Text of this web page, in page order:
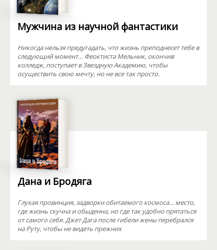
Мужчина из научной фантастики
Никогда нельзя предугадать, что жизнь преподнесет тебе в
следующий момент… Феоктиста Мельник, окончив
колледж, поступает в Звездную Академию, чтобы
осуществить свою мечту, но не все так просто.
Дана и Бродяга
Глухая провинция, задворки обитаемого космоса… место,
где жизнь скучна и обыденна, но где так удобно прятаться
от самого себя. Джет Дага после гибели жены перебрался
на Руту, чтобы не видеть прежних